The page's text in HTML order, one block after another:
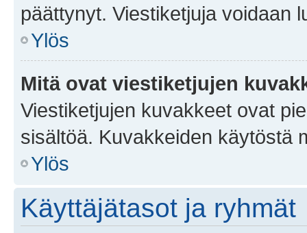
päättynyt. Viestiketjuja voidaan
Ylös
Mitä ovat viestiketjujen
Viestiketjujen kuvakkeet ovat
sisältöä. Kuvakkeiden käytöstä
Ylös
Käyttäjätasot ja ryhmät